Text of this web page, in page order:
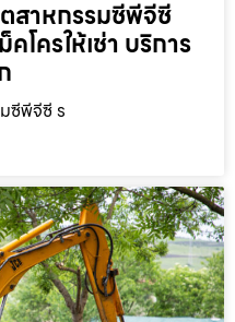
สาหกรรมซีพีจีซี
โครให้เช่า บริการ
ซีพีจีซี ร